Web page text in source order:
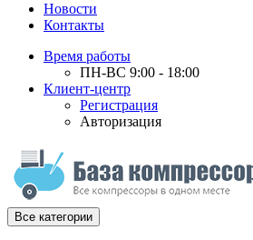
Новости
Контакты
Время работы
ПН-ВС 9:00 - 18:00
Клиент-центр
Регистрация
Авторизация
Все категории